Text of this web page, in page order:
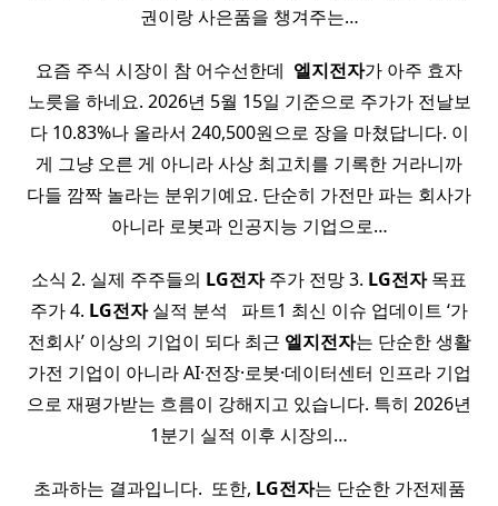
권이랑 사은품을 챙겨주는…
요즘 주식 시장이 참 어수선한데 ​ 엘지전자가 아주 효자
노릇을 하네요. 2026년 5월 15일 기준으로 주가가 전날보
다 10.83%나 올라서 240,500원으로 장을 마쳤답니다. 이
게 그냥 오른 게 아니라 사상 최고치를 기록한 거라니까
다들 깜짝 놀라는 분위기예요. 단순히 가전만 파는 회사가
아니라 로봇과 인공지능 기업으로…
소식 2. 실제 주주들의 LG전자주가 전망 3. LG전자목표
주가 4. LG전자실적 분석 ​ ​ 파트1 최신 이슈 업데이트 ‘가
전회사’ 이상의 기업이 되다 최근 엘지전자는 단순한 생활
가전 기업이 아니라 AI·전장·로봇·데이터센터 인프라 기업
으로 재평가받는 흐름이 강해지고 있습니다. 특히 2026년
1분기 실적 이후 시장의…
초과하는 결과입니다. ​ 또한, LG전자는 단순한 가전제품